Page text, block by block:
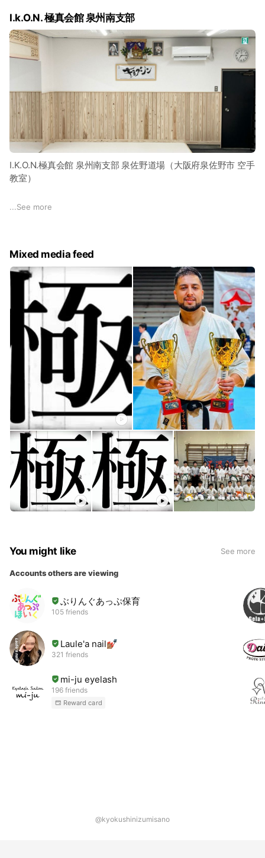
LINEアカウントまで）
「まずは体験から」という方も大歓迎です。この機会に、ぜひ
極真空手に触れてみてください！
I.k.O.N. 極真会館 泉州南支部
I.K.O.N.極真会館 泉州南支部 泉佐野道場（大阪府泉佐野市 空手
教室）
所在地：大阪府 泉佐野市 高松西2丁目2414-7 2階
ります。また、2017年にはそれまでの活動が評価され、スポ
ーツ少年団より優秀団体として表彰を受けました。
泉佐野市にある泉佐野道場は南海本線羽倉崎駅からほど近い泉
佐野市 高松2丁目の常設道場にて稽古をしています。
ホームページはこちら
http://www.izumisano-dojo.com/
...See more
Mixed media feed
You might like See more
Accounts others are viewing
ぶりんぐあっぷ保育
105 friends
Laule'a nail💅🏽
321 friends
mi-ju eyelash
196 friends
Reward card
@kyokushinizumisano